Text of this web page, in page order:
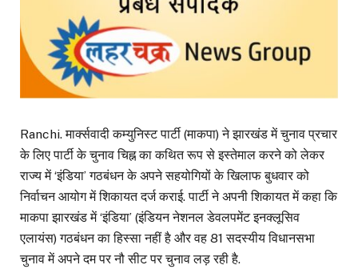
Ranchi. मार्क्सवादी कम्युनिस्ट पार्टी (माकपा) ने झारखंड में चुनाव प्रचार
के लिए पार्टी के चुनाव चिह्न का कथित रूप से इस्तेमाल करने को लेकर
राज्य में ‘इंडिया’ गठबंधन के अपने सहयोगियों के खिलाफ बुधवार को
निर्वाचन आयोग में शिकायत दर्ज कराई. पार्टी ने अपनी शिकायत में कहा कि
माकपा झारखंड में ‘इंडिया’ (इंडियन नेशनल डेवलपमेंट इनक्लूसिव
एलायंस) गठबंधन का हिस्सा नहीं है और वह 81 सदस्यीय विधानसभा
चुनाव में अपने दम पर नौ सीट पर चुनाव लड़ रही है.